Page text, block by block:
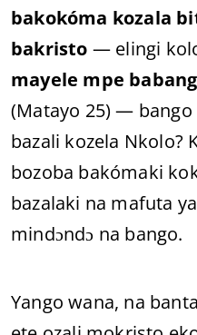
bakokóma kozala
bakristo — elingi
mayele mpe
(Matayo 25) —
bazali kozela Nkolo?
bozoba bakómaki
bazalaki na mafuta
mindɔndɔ na bango.
Yango wana, na